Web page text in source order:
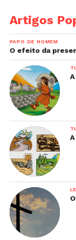
Artigos
PAPO DE HOMEM
O efeito da